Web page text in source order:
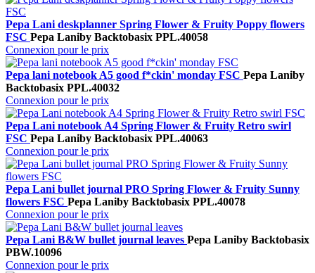
Pepa Lani deskplanner Spring Flower & Fruity Poppy flowers
FSC Pepa Laniby Backtobasix PPL.40058
Connexion pour le prix
Pepa lani notebook A5 good f*ckin' monday FSC Pepa Laniby
Backtobasix PPL.40032
Connexion pour le prix
Pepa Lani notebook A4 Spring Flower & Fruity Retro swirl
FSC Pepa Laniby Backtobasix PPL.40063
Connexion pour le prix
Pepa Lani bullet journal PRO Spring Flower & Fruity Sunny
flowers FSC Pepa Laniby Backtobasix PPL.40078
Connexion pour le prix
Pepa Lani B&W bullet journal leaves Pepa Laniby Backtobasix
PBW.10096
Connexion pour le prix